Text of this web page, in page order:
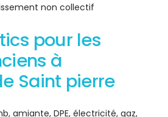
non collectif
pour les
à
Saint pierre
amiante, DPE, électricité, gaz,